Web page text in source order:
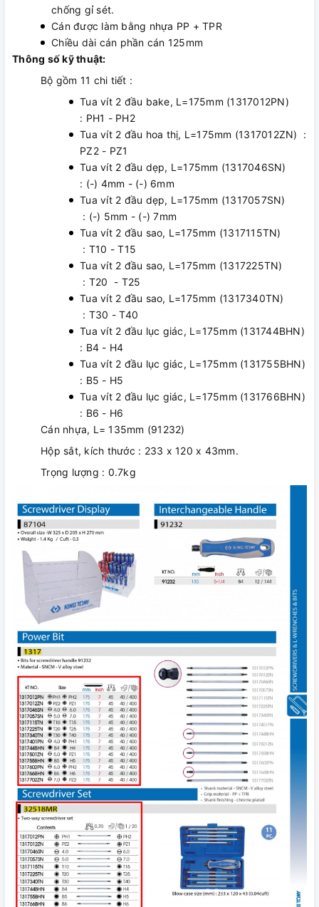
chống gỉ sét.
Cán được làm bằng nhựa PP + TPR
Chiều dài cán phần cán 125mm
Thông số kỹ thuật:
Bộ gồm 11 chi tiết :
Tua vít 2 đầu bake, L=175mm (1317012PN)
: PH1 - PH2
Tua vít 2 đầu hoa thị, L=175mm (1317012ZN) :
PZ2 - PZ1
Tua vít 2 đầu dẹp, L=175mm (1317046SN)
: (-) 4mm - (-) 6mm
Tua vít 2 đầu dẹp, L=175mm (1317057SN)
: (-) 5mm - (-) 7mm
Tua vít 2 đầu sao, L=175mm (1317115TN)
: T10 - T15
Tua vít 2 đầu sao, L=175mm (1317225TN)
: T20 - T25
Tua vít 2 đầu sao, L=175mm (1317340TN)
: T30 - T40
Tua vít 2 đầu lục giác, L=175mm (131744BHN)
: B4 - H4
Tua vít 2 đầu lục giác, L=175mm (131755BHN)
: B5 - H5
Tua vít 2 đầu lục giác, L=175mm (131766BHN)
: B6 - H6
Cán nhựa, L= 135mm (91232)
Hộp sắt, kích thước : 233 x 120 x 43mm.
Trọng lượng : 0.7kg